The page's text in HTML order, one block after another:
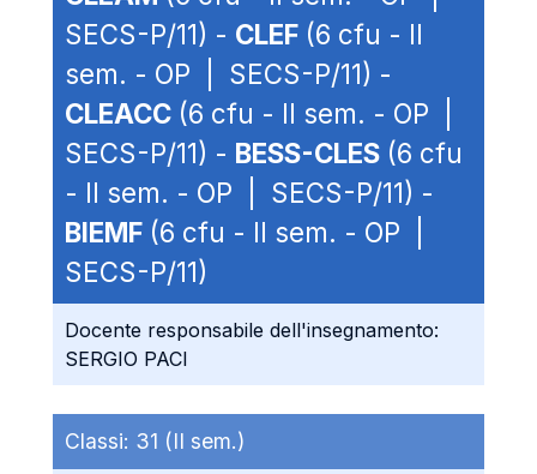
SECS-P/11) - CLEF (6 cfu - II
sem. - OP | SECS-P/11) -
CLEACC (6 cfu - II sem. - OP |
SECS-P/11) - BESS-CLES (6 cfu
- II sem. - OP | SECS-P/11) -
BIEMF (6 cfu - II sem. - OP |
SECS-P/11)
Docente responsabile dell'insegnamento:
SERGIO PACI
Classi: 31 (II sem.)